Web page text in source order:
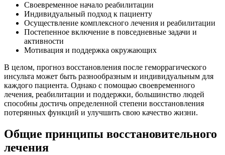
Своевременное начало реабилитации
Индивидуальный подход к пациенту
Осуществление комплексного лечения и реабилитации
Постепенное включение в повседневные задачи и
активности
Мотивация и поддержка окружающих
В целом, прогноз восстановления после геморрагического
инсульта может быть разнообразным и индивидуальным для
каждого пациента. Однако с помощью своевременного
лечения, реабилитации и поддержки, большинство людей
способны достичь определенной степени восстановления
потерянных функций и улучшить свою качество жизни.
Общие принципы восстановительного
лечения